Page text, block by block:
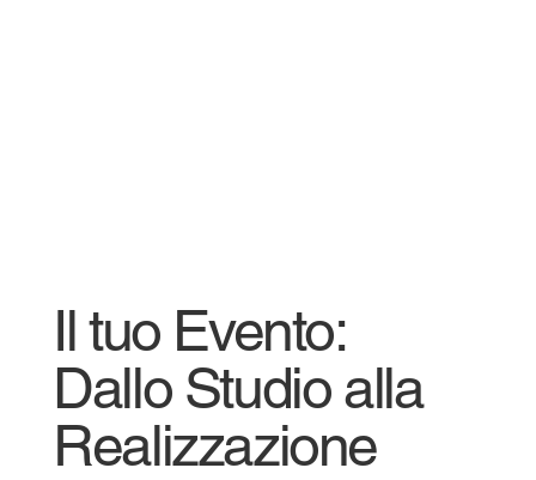
Il tuo Evento:
Dallo Studio alla
Realizzazione